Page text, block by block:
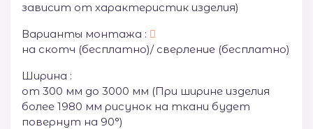
зависит от характеристик изделия)
Варианты монтажа :
на скотч (бесплатно)/ сверление (бесплатно)
Ширина :
от 300 мм до 3000 мм (При ширине изделия
более 1980 мм рисунок на ткани будет
повернут на 90°)